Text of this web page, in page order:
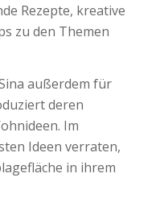
Rezepte, kreative
zu den Themen
außerdem für
deren
Im
Ideen verraten,
in ihrem